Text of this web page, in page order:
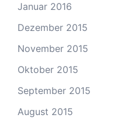
Januar 2016
Dezember 2015
November 2015
Oktober 2015
September 2015
August 2015